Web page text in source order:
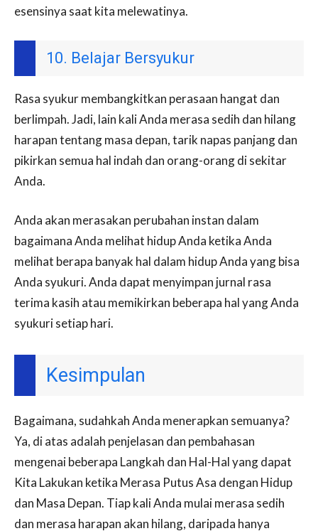
esensinya saat kita melewatinya.
10. Belajar Bersyukur
Rasa syukur membangkitkan perasaan hangat dan
berlimpah. Jadi, lain kali Anda merasa sedih dan hilang
harapan tentang masa depan, tarik napas panjang dan
pikirkan semua hal indah dan orang-orang di sekitar
Anda.
Anda akan merasakan perubahan instan dalam
bagaimana Anda melihat hidup Anda ketika Anda
melihat berapa banyak hal dalam hidup Anda yang bisa
Anda syukuri. Anda dapat menyimpan jurnal rasa
terima kasih atau memikirkan beberapa hal yang Anda
syukuri setiap hari.
Kesimpulan
Bagaimana, sudahkah Anda menerapkan semuanya?
Ya, di atas adalah penjelasan dan pembahasan
mengenai beberapa Langkah dan Hal-Hal yang dapat
Kita Lakukan ketika Merasa Putus Asa dengan Hidup
dan Masa Depan. Tiap kali Anda mulai merasa sedih
dan merasa harapan akan hilang, daripada hanya